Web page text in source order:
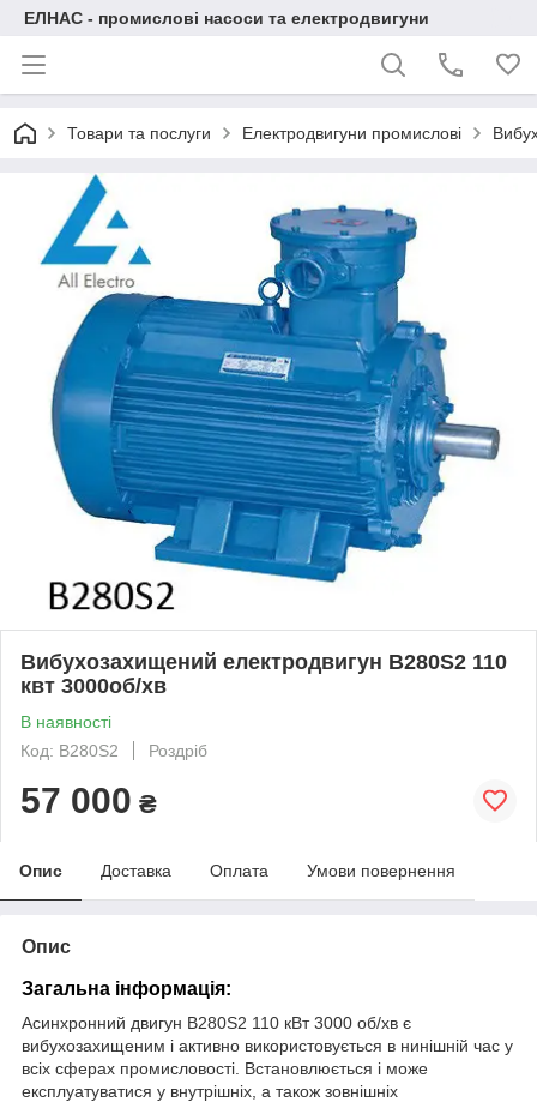
ЕЛНАС - промислові насоси та електродвигуни
Товари та послуги Електродвигуни промислові
Вибухозахищений електродвигун В280Ѕ2 110
квт 3000об/хв
В наявності
Код: В280S2
Роздріб
57 000 ₴
Опис Доставка Оплата Умови повернення
Опис
Загальна інформація:
Асинхронний двигун В280Ѕ2 110 кВт 3000 об/хв є
вибухозахищеним і активно використовується в нинішній час у
всіх сферах промисловості. Встановлюється і може
експлуатуватися у внутрішніх, а також зовнішніх